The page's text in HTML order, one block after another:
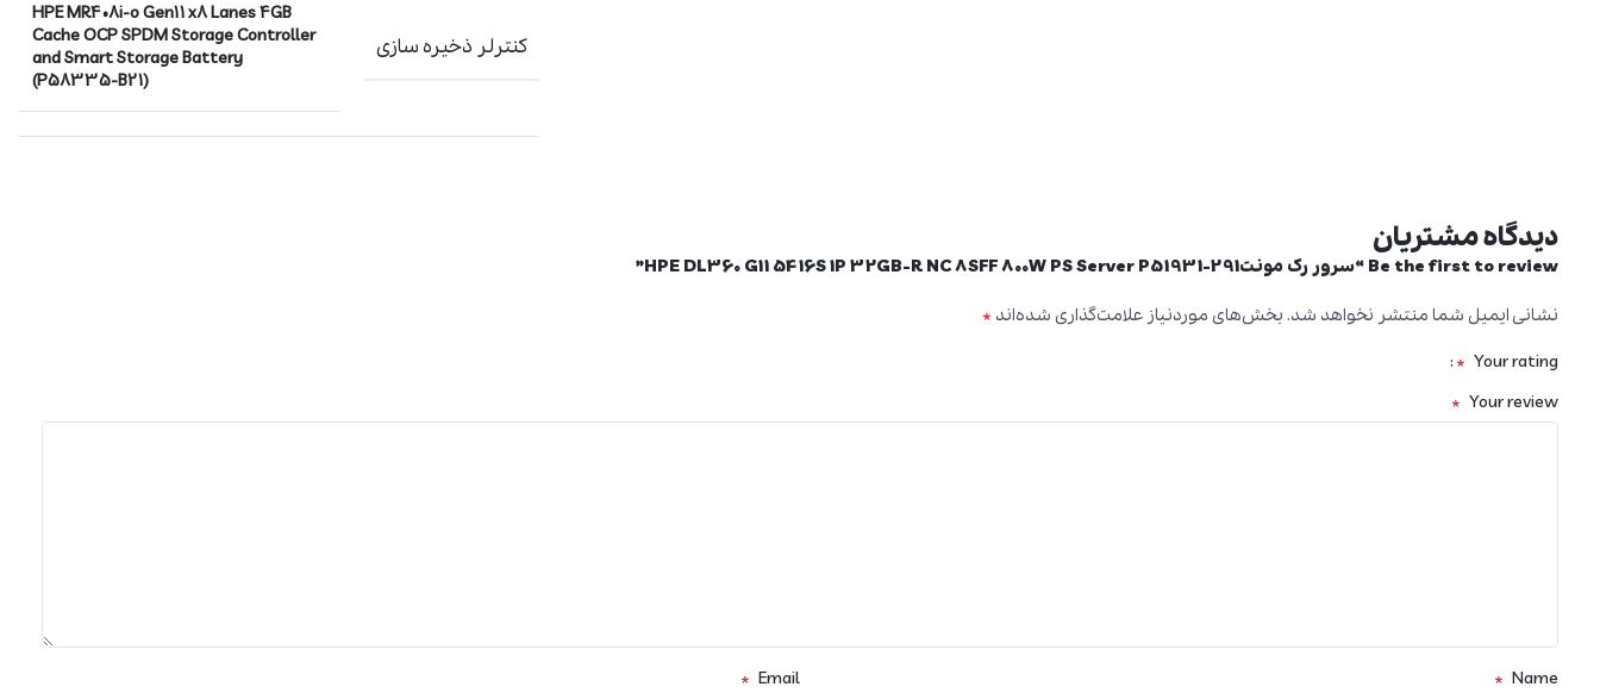
کنترلر ذخیره سازی
HPE MR408i-o Gen11 x8 Lanes 4GB
Cache OCP SPDM Storage Controller
and Smart Storage Battery
(P58335-B21)
دیدگاه مشتریان
Be the first to review “سرور رک مونتHPE DL360 G11 5416S 1P 32GB-R NC 8SFF 800W PS Server P51931-291”
نشانی ایمیل شما منتشر نخواهد شد. بخش‌های موردنیاز علامت‌گذاری شده‌اند *
Your rating
*
Your review
*
Name
*
Email
*